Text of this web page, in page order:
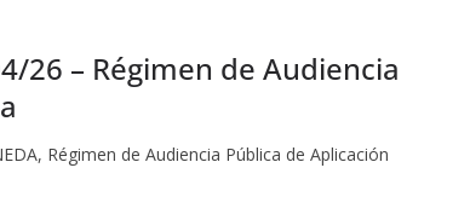
26 – Régimen de Audiencia
Régimen de Audiencia Pública de Aplicación